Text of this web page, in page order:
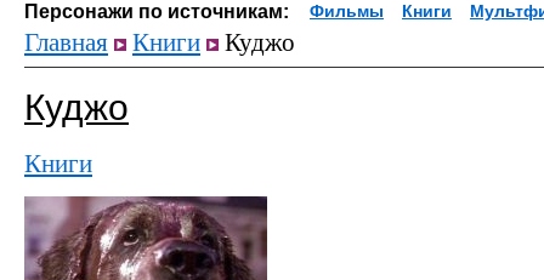
Персонажи по источникам:
Фильмы Книги
Главная Книги Куджо
Куджо
Книги